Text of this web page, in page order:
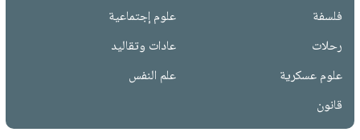
فلسفة
علوم إجتماعية
رحلات
عادات وتقاليد
علوم عسكرية
علم النفس
قانون